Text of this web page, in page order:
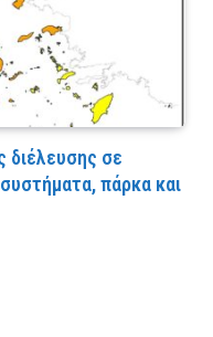
διέλευσης σε
πάρκα και